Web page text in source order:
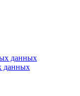
данных
данных